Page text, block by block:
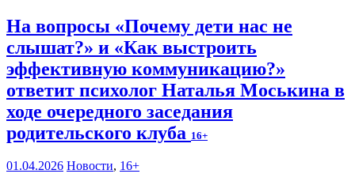
На вопросы «Почему дети нас не
слышат?» и «Как выстроить
эффективную коммуникацию?»
ответит психолог Наталья Моськина в
ходе очередного заседания
родительского клуба 16+
01.04.2026 Новости, 16+